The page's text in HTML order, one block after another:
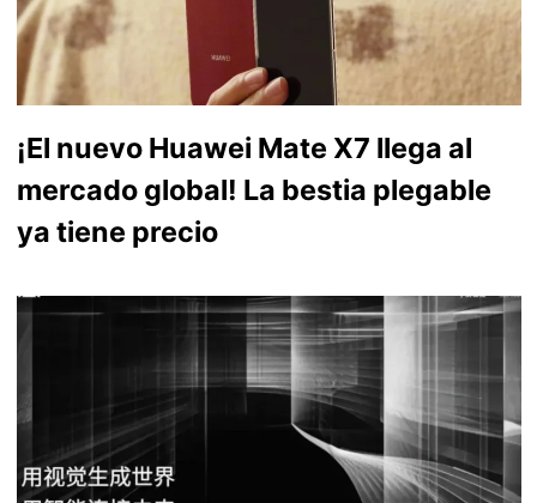
¡El nuevo Huawei Mate X7 llega al
mercado global! La bestia plegable
ya tiene precio